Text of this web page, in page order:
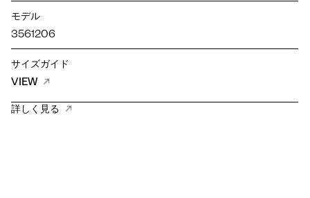
モデル
3561206
サイズガイド
VIEW
詳しく見る